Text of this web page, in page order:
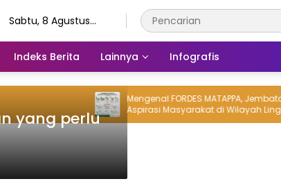
Sabtu, 8 Agustus
Indeks Berita Lainnya Infografis
Mengenal FORDES MATAPPA, Jembatan
Aspirasi Masyarakat di Wilayah Lingkar
Tambang Luwu
yang perlu